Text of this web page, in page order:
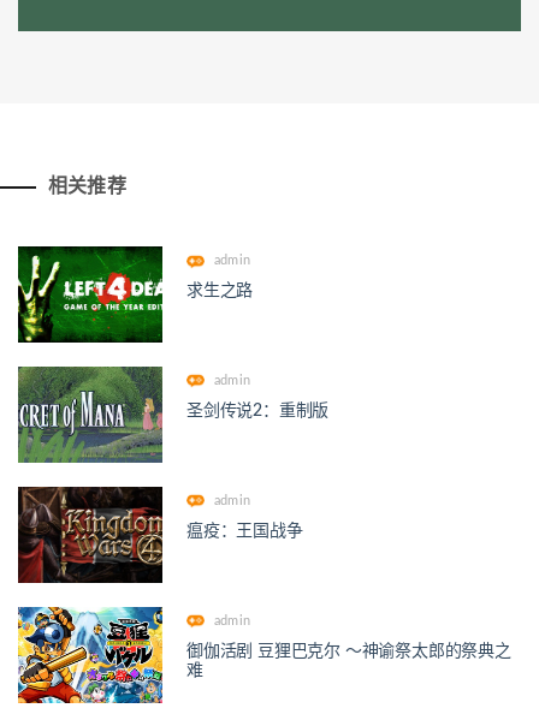
相关推荐
admin
求生之路
admin
圣剑传说2：重制版
admin
瘟疫：王国战争
admin
御伽活剧 豆狸巴克尔 ～神谕祭太郎的祭典之
难